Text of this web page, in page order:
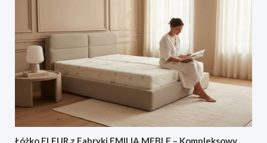
Łóżko FLEUR z Fabryki EMILIA MEBLE – Kompleksowy